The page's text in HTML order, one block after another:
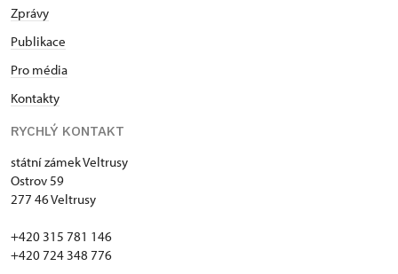
Zprávy
Publikace
Pro média
Kontakty
RYCHLÝ KONTAKT
státní zámek Veltrusy
Ostrov 59
277 46 Veltrusy
+420 315 781 146
+420 724 348 776